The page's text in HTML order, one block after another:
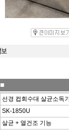
■
선경 컵회수대 살균소독기
SK-1850U
살균 + 열건조 기능